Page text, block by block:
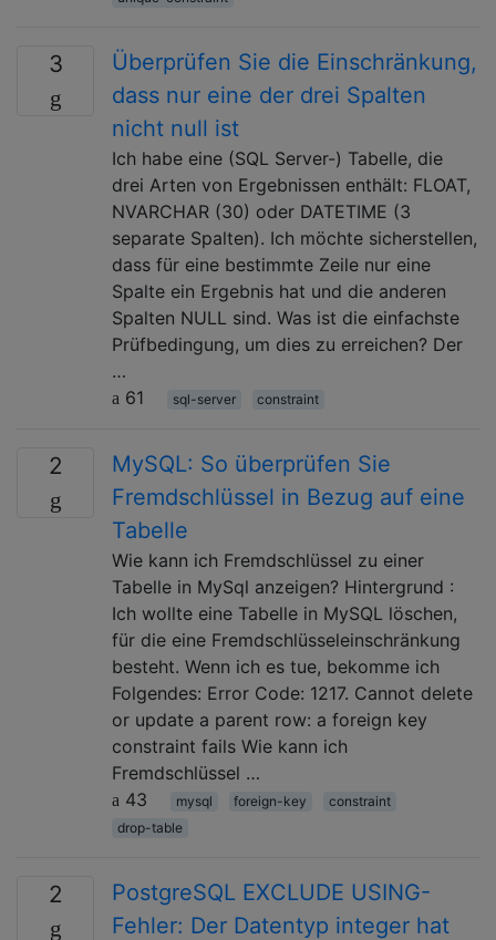
3
Überprüfen Sie die Einschränkung,
dass nur eine der drei Spalten
nicht null ist
Ich habe eine (SQL Server-) Tabelle, die
drei Arten von Ergebnissen enthält: FLOAT,
NVARCHAR (30) oder DATETIME (3
separate Spalten). Ich möchte sicherstellen,
dass für eine bestimmte Zeile nur eine
Spalte ein Ergebnis hat und die anderen
Spalten NULL sind. Was ist die einfachste
Prüfbedingung, um dies zu erreichen? Der
…
61
sql-server constraint
2
MySQL: So überprüfen Sie
Fremdschlüssel in Bezug auf eine
Tabelle
Wie kann ich Fremdschlüssel zu einer
Tabelle in MySql anzeigen? Hintergrund :
Ich wollte eine Tabelle in MySQL löschen,
für die eine Fremdschlüsseleinschränkung
besteht. Wenn ich es tue, bekomme ich
Folgendes: Error Code: 1217. Cannot delete
or update a parent row: a foreign key
constraint fails Wie kann ich
Fremdschlüssel …
43
mysql foreign-key
constraint
drop-table
2
PostgreSQL EXCLUDE USING-
Fehler: Der Datentyp integer hat